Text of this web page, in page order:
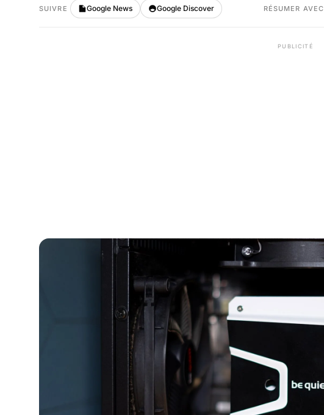
SUIVRE Google News Google Discover RÉSUMER AVEC
PUBLICITÉ